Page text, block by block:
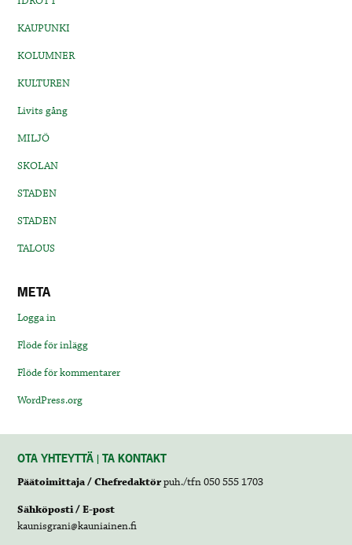
KAUPUNKI
KOLUMNER
KULTUREN
Livits gång
MILJÖ
SKOLAN
STADEN
STADEN
TALOUS
META
Logga in
Flöde för inlägg
Flöde för kommentarer
WordPress.org
OTA YHTEYTTÄ | TA KONTAKT
Päätoimittaja / Chefredaktörpuh./tfn 050 555 1703
Sähköposti / E-post
kaunisgrani@kauniainen.fi